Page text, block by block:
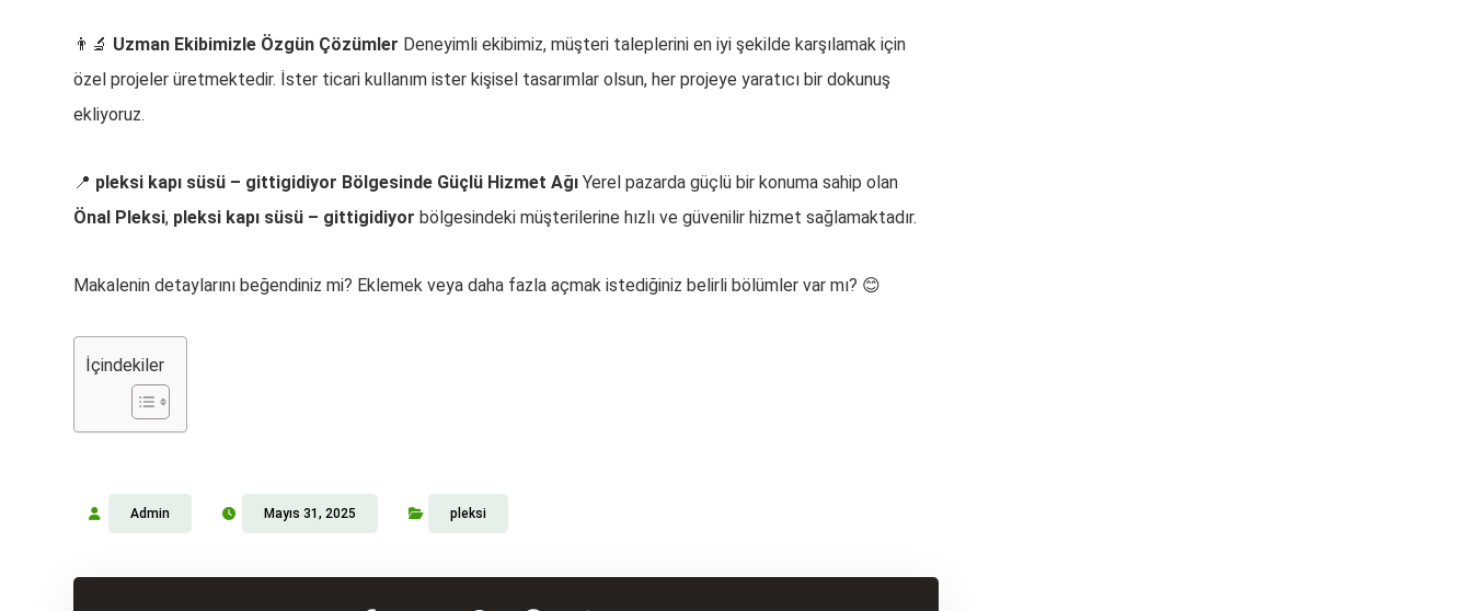
👨‍🔬 Uzman Ekibimizle Özgün Çözümler Deneyimli ekibimiz, müşteri taleplerini en iyi şekilde karşılamak için
özel projeler üretmektedir. İster ticari kullanım ister kişisel tasarımlar olsun, her projeye yaratıcı bir dokunuş
ekliyoruz.
📍 pleksi kapı süsü – gittigidiyor Bölgesinde Güçlü Hizmet Ağı Yerel pazarda güçlü bir konuma sahip olan
Önal Pleksi, pleksi kapı süsü – gittigidiyor bölgesindeki müşterilerine hızlı ve güvenilir hizmet sağlamaktadır.
Makalenin detaylarını beğendiniz mi? Eklemek veya daha fazla açmak istediğiniz belirli bölümler var mı? 😊
İçindekiler
Admin Mayıs 31, 2025 pleksi